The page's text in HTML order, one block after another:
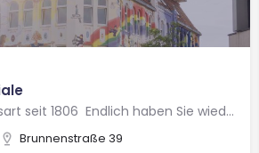
Genuss und Lebensart seit 1806 Endlich haben Sie wieder die Möglichkeit, in unsere Genusswelt…
Brunnenstraße 39